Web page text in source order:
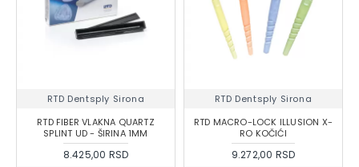
RTD Dentsply Sirona
RTD FIBER VLAKNA QUARTZ
SPLINT UD - ŠIRINA 1MM
8.425,00 RSD
RTD Dentsply Sirona
RTD MACRO-LOCK ILLUSION X-
RO KOČIĆI
9.272,00 RSD